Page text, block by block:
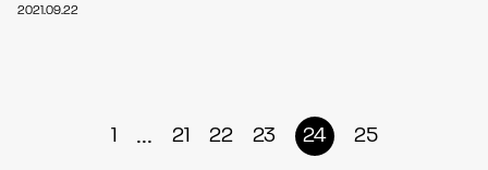
2021.09.22
1 ... 21 22 23 24 25